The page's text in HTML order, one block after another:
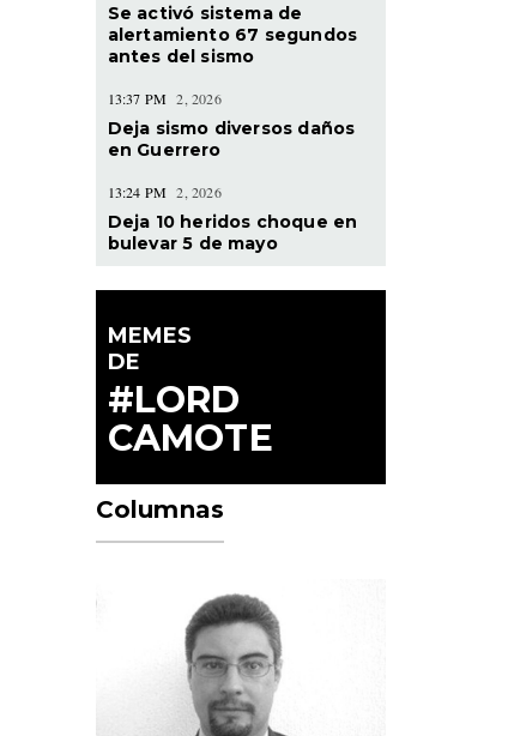
Se activó sistema de
alertamiento 67 segundos
antes del sismo
13:37 PM 2, 2026
Deja sismo diversos daños
en Guerrero
13:24 PM 2, 2026
Deja 10 heridos choque en
bulevar 5 de mayo
MEMES
DE
#LORD
CAMOTE
Columnas